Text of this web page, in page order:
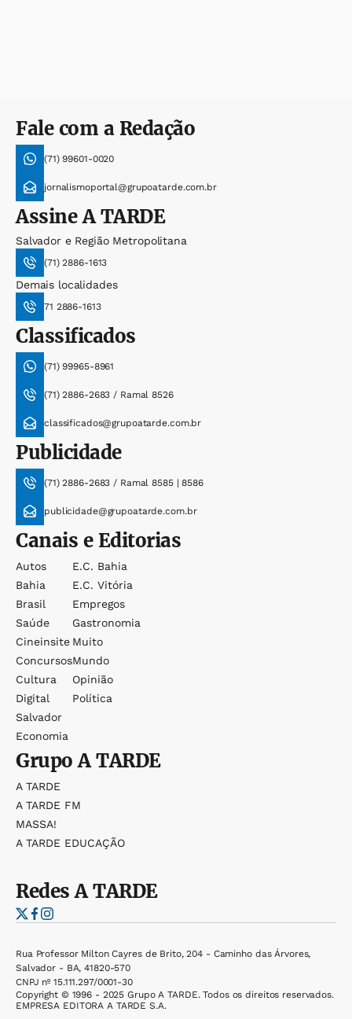
Fale com a Redação
(71) 99601-0020
jornalismoportal@grupoatarde.com.br
AssineA TARDE
Salvador e Região Metropolitana
(71) 2886-1613
Demais localidades
71 2886-1613
Classificados
(71) 99965-8961
(71) 2886-2683 / Ramal 8526
classificados@grupoatarde.com.br
Publicidade
(71) 2886-2683 / Ramal 8585 | 8586
publicidade@grupoatarde.com.br
Canais e Editorias
Autos
Bahia
Brasil
Saúde
Cineinsite
Concursos
Cultura
Digital
Salvador
Economia
E.c. Bahia
E.c. Vitória
Empregos
Gastronomia
Muito
Mundo
Opinião
Política
GrupoA TARDE
A TARDE
A TARDE FM
MASSA!
A TARDE EDUCAÇÃO
RedesA TARDE
Rua Professor Milton Cayres de Brito, 204 - Caminho das Árvores,
Salvador - BA, 41820-570
CNPJ nº 15.111.297/0001-30
Copyright © 1996 - 2025 Grupo A TARDE. Todos os direitos reservados.
EMPRESA EDITORA A TARDE S.A.